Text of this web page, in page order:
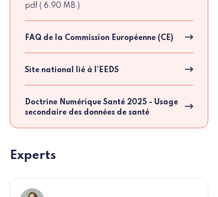
pdf ( 6.90 MB )
FAQ de la Commission Européenne (CE)
Site national lié à l’EEDS
Doctrine Numérique Santé 2025 - Usage
secondaire des données de santé
Experts